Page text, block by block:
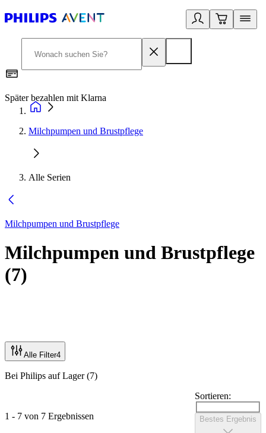
Später bezahlen mit Klarna
Milchpumpen und Brustpflege
Alle Serien
Milchpumpen und Brustpflege
Milchpumpen und Brustpflege
(7)
Alle Filter4
Bei Philips auf Lager (7)
1 - 7 von 7 Ergebnissen
Sortieren:
Bestes Ergebnis